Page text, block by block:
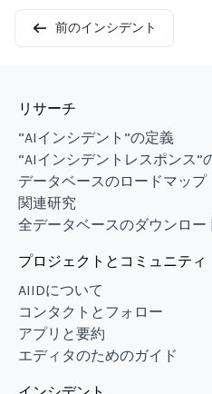
前のインシデント
リサーチ
“AIインシデント”の定義
“AIインシデントレスポンス”
データベースのロードマップ
関連研究
全データベースのダウンロー
プロジェクトとコミュニティ
AIIDについて
コンタクトとフォロー
アプリと要約
エディタのためのガイド